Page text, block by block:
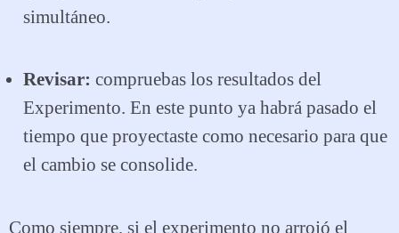
simultáneo.
Revisar: compruebas los resultados del
Experimento. En este punto ya habrá pasado el
tiempo que proyectaste como necesario para que
el cambio se consolide.
Como siempre, si el experimento no arrojó el